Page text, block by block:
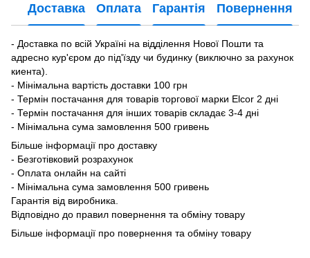
Доставка Оплата Гарантія Повернення
- Доставка по всій Україні на відділення Нової Пошти та
адресно кур'єром до під'їзду чи будинку (виключно за рахунок
киента).
- Мінімальна вартість доставки 100 грн
- Термін постачання для товарів торгової марки Elcor 2 дні
- Термін постачання для інших товарів складає 3-4 дні
- Мінімальна сума замовлення 500 гривень
Більше інформації про доставку
- Безготівковий розрахунок
- Оплата онлайн на сайті
- Мінімальна сума замовлення 500 гривень
Гарантія від виробника.
Відповідно до правил повернення та обміну товару
Більше інформації про повернення та обміну товару